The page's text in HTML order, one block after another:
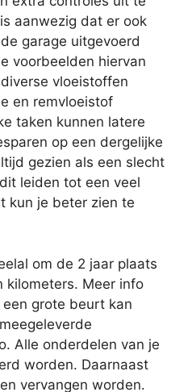
aanwezig dat er ook
garage uitgevoerd
voorbeelden hiervan
vloeistoffen
en remvloeistof
taken kunnen latere
op een dergelijke
gezien als een slecht
leiden tot een veel
kun je beter zien te
om de 2 jaar plaats
Meer info
grote beurt kan
Alle onderdelen van je
worden. Daarnaast
vervangen worden.